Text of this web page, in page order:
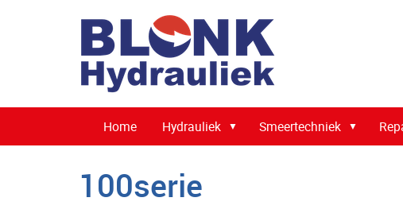
Home Hydrauliek Smeertechniek
100serie